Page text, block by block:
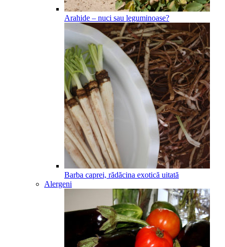
Arahide – nuci sau leguminoase?
Barba caprei, rădăcina exotică uitată
Alergeni